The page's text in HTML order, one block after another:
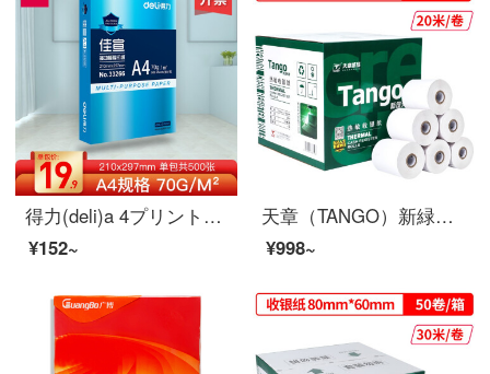
得力(deli)a 4プリント用紙a 4用紙プリント白い紙コピー用紙70 g 80 g offティス用プリント用紙A 4厚のフルケース佳宣-A 4用紙-70 g
¥152~
天章（TANGO）新緑天章の中で高品質で感熱性の高い銀紙57。×50 mmの米団のテイクアウトpoスーパーの小さい切符の100巻（20メートル/巻き）の銀機の紙の足の米の数を印刷します
¥998~